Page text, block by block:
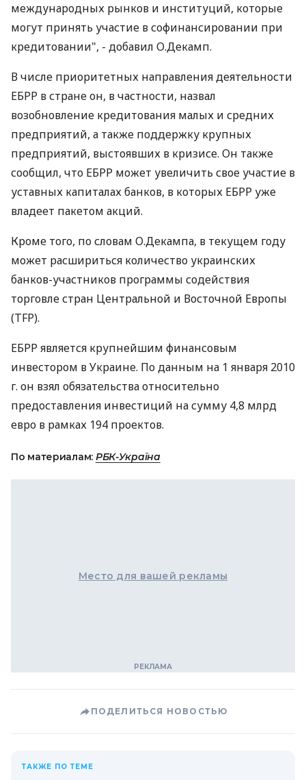
международных рынков и институций, которые
могут принять участие в софинансировании при
кредитовании", - добавил О.Декамп.
В числе приоритетных направления деятельности
ЕБРР в стране он, в частности, назвал
возобновление кредитования малых и средних
предприятий, а также поддержку крупных
предприятий, выстоявших в кризисе. Он также
сообщил, что ЕБРР может увеличить свое участие в
уставных капиталах банков, в которых ЕБРР уже
владеет пакетом акций.
Кроме того, по словам О.Декампа, в текущем году
может расшириться количество украинских
банков-участников программы содействия
торговле стран Центральной и Восточной Европы
(TFP).
ЕБРР является крупнейшим финансовым
инвестором в Украине. По данным на 1 января 2010
г. он взял обязательства относительно
предоставления инвестиций на сумму 4,8 млрд
евро в рамках 194 проектов.
По материалам: РБК-Україна
Место для вашей рекламы
ПОДЕЛИТЬСЯ НОВОСТЬЮ
ТАКЖЕ ПО ТЕМЕ